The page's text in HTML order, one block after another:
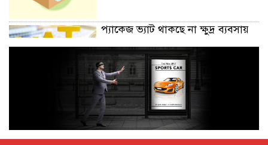
প্যাকেজ ভ্যাট থাকছে না ক্ষুদ্র ব্যবসায়
অক্টোবরে স্থানীয় সরকার নির্বাচন
আয়োজনের লক্ষ্যে প্রস্তুতি চলছে : ইসি